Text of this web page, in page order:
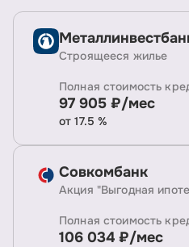
Строящееся жилье
Полная стоимость
97 905 ₽/мес
от 17.5 %
Совкомбанк
Акция "Выгодная
Полная стоимость
106 034 ₽/мес